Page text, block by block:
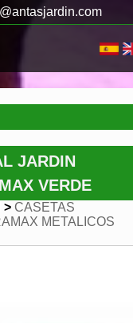
JARDIN
VERDE
> CASETAS
METALICOS